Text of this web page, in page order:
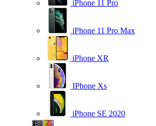
iPhone 11 Pro
iPhone 11 Pro Max
iPhone XR
IPhone Xs
iPhone SE 2020